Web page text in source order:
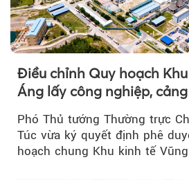
Điều chỉnh Quy hoạch
Áng lấy công nghiệp,
Phó Thủ tướng Thường trực
Túc vừa ký quyết định phê
hoạch chung Khu kinh tế